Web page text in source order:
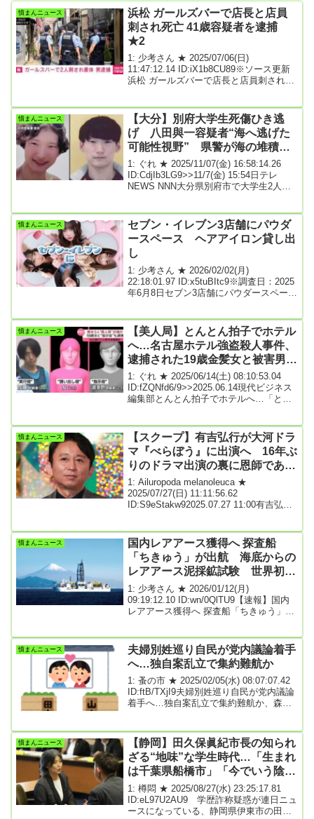
憤まんニュース
浜松 ガールズバーで店長と店員
刺され死亡 41歳容疑者を逮捕
★2
1: 少考さん ★ 2025/07/06(日)
11:47:12.14 ID:iX1b8CU89※ソース更新
浜松 ガールズバーで店長と店員刺され死
のガールズバーで27歳の店長と20代の店
員の女性2人が店に入ってきた男の容疑者
に刃物で刺され、病院に搬送されました
が死亡が確認されました。警察は41歳の
容疑者をその場で逮捕し、詳しい経緯を
調べています。6日午前1時ごろ、浜松市
中央区のガールズバーで店長の竹...
憤まんニュース
【大分】別府大学生死傷ひき逃
げ 八田與一容疑者“海へ逃げた
可能性視野” 県警が海の堆積物
調べる
1: ぐれ ★ 2025/11/07(金) 16:58:14.26
ID:CdjIb3LG9>>11/7(金) 15:54日テレ
NEWS NNN大分県別府市で大学生2人が
の事件は2022年6月、別府市野口原の交
差点でバイクに乗っていた男子大学生2人
が車に追突され死傷したものです。県警
は殺人やひき逃げなどの疑いで重要指名
手配されている八田與一容疑者の行方を
追っています。こうした中、八田容疑者
の手がかりを探すため県警が海の堆積
物...
憤まんニュース
セブン・イレブン3店舗にパウダ
ースペース ヘアアイロン貸し出
し
1: 少考さん ★ 2026/02/02(月)
22:18:01.97 ID:x5tuBItc9※調査日：2025
年6月8日セブン3店舗にパウダースペー
ブン‐イレブン・ジャパンは、Z世代女子
との協働で、身だしなみを整えられるス
ペースを店舗に設置する新サービス
「loven(ラブン)」を25年12月から一部の
セブン‐イレブン店舗で開始した。利用料
は無料。ライトを3段階に切り替えられる
「調光付きライトミ...
憤まんニュース
【美人局】とんとん拍子でホテル
へ…名古屋ホテル強盗殺人事件、
逮捕された19歳金髪女と被害男性
の「犯行前の恐ろしすぎる写真」
1: ぐれ ★ 2025/06/14(土) 08:10:53.04
ID:fZQNfd6/9>>2025.06.14現代ビジネス
編集部とんとん拍子でホテルへ…「とん
囲に語っていたという。6月7日、名古屋
市中区栄のホテルの一室で会社員の男性
（32歳）が首を絞められて殺害されると
いう凄惨な事件が起きた。名古屋県警
は、強盗殺人容疑で名古屋市中川区の無
職・加藤怜音容疑者（20歳）を逮捕。６
月11日には加藤容疑者と一緒にいた19歳
の無...
憤まんニュース
【スクープ】有吉弘行が大河ドラ
マ『べらぼう』に出演へ 16年ぶ
りのドラマ出演の裏に恩師である
志村けんさんの存在
1: Ailuropoda melanoleuca ★
2025/07/27(日) 11:11:56.62
ID:S9eStakw92025.07.27 11:00有吉弘行
でわかった。横浜流星（28才）演じる蔦
重こと蔦屋重三郎が小さな貸本屋を開い
てから10年。日本橋に書店「耕書堂」を
開業し、全国に書物を流通させるという
夢への第一歩を踏み出した―現在、佳境
を迎えているNHK大河ドラマ『べらぼう
～蔦重栄華乃夢噺～』は、後に江...
憤まんニュース
国内レアアース獲得へ 探査船
「ちきゅう」が出航 海底からの
レアアース泥採鉱試験 世界初の
試み
1: 少考さん ★ 2026/01/12(月)
09:19:12.10 ID:wn/0QlTU9【速報】国内
レアアース獲得へ 探査船「ちきゅう」が
テレビ 2026年1月12日(月) 08:56国産レ
アアースの開発実験が行われる日本の最
東端・南鳥島に向けて探査船が出航しま
した。探査船「ちきゅう」は、きょう
（12日）午前9時すぎ、静岡市の清水港を
出航し、東京からおよそ2000キロ離れて
憤まんニュース
夫婦別姓巡り自民が党内議論着手
へ…独自案乱立で集約難航か
1: 蚤の市 ★ 2025/02/05(水) 08:07:07.42
ID:ftB/TXjI9夫婦別姓巡り自民が党内議論
着手へ…独自案乱立で集約難航か、森山
手する。立憲民主党や公明党などが選択
的夫婦別姓制度の導入を求めているため
で、自民内で意見集約を図っておく狙い
がある。党内は賛成派と慎重派で割れて
れる。「氏制度は家族の形にも関係する
テーマだ。論点や考え方を整理しながら
進めてもらいたい」。自...
憤まんニュース
【静岡】田久保眞紀市長の知られ
ざる“地味”な学生時代…「生まれ
は千葉県船橋市」「今でいう陰キ
ャ」「高校時代は聖子ちゃんカッ
ト」
1: 樽悶 ★ 2025/08/27(水) 23:25:17.81
ID:eL97U2AU9 学歴詐称疑惑が連日ニュ
ースになっている、静岡県伊東市の田久